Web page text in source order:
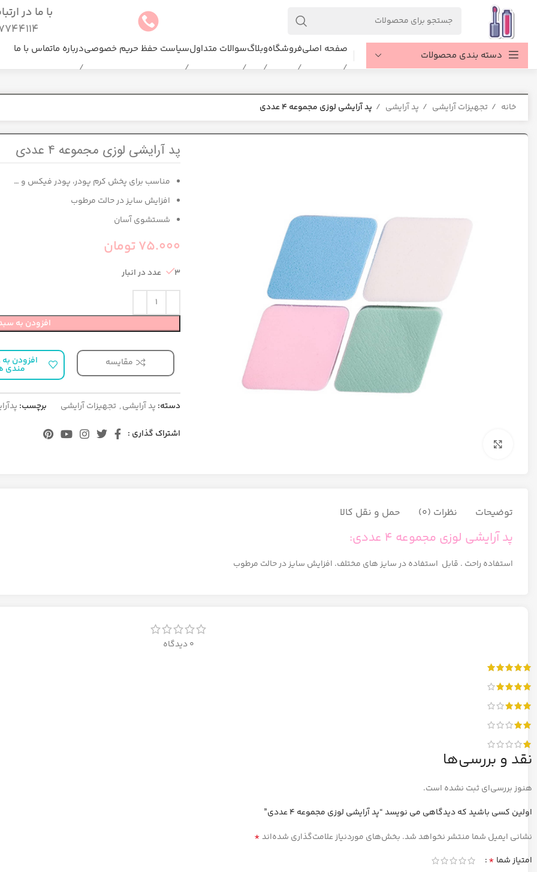
با ما در
دسته بندی محصولات صفحه اصلیفروشگاهوبلاگسوالات متداولسیاست حفظ حریم خصوصیدرباره ماتماس با ما
خانه تجهیزات آرایشی پد آرایشی پد آرایشی لوزی مجموعه ۴ عددی
پد آرایشی لوزی مجموعه ۴ عددی
مناسب برای پخش کرم پودر، پودر فیکس و …
افزایش سایز در حالت مرطوب
شستشوی آسان
75.000تومان
3 عدد در انبار
افزودن به
مقایسه افزودن به
مندی
دسته: پد آرایشی, تجهیزات آرایشی برچسب:
اشتراک گذاری :
توضیحات نظرات (0) حمل و نقل کالا
پد آرایشی لوزی مجموعه ۴ عددی:
استفاده راحت . قابل استفاده در سایز های مختلف. افزایش سایز در حالت مرطوب
0 دیدگاه
نقد و بررسی‌ها
هنوز بررسی‌ای ثبت نشده است.
اولین کسی باشید که دیدگاهی می نویسد “پد آرایشی لوزی مجموعه ۴ عددی”
نشانی ایمیل شما منتشر نخواهد شد. بخش‌های موردنیاز علامت‌گذاری شده‌اند*
امتیاز شما *